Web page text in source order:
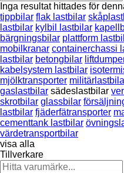
Inga resultat hittades för
tippbilar flak lastbilar
lastbilar kylbil lastbilar
bärgningsbilar plattform
mobilkranar containerchassi
lastbilar betongbilar
kabelsystem lastbilar
mjölktransporter
gaslastbilar sädeslastbilar
skrotbilar glassbilar
lastbilar fjäderfätransporter
cementtank lastbilar
värdetransportbilar
visa alla
Tillverkare